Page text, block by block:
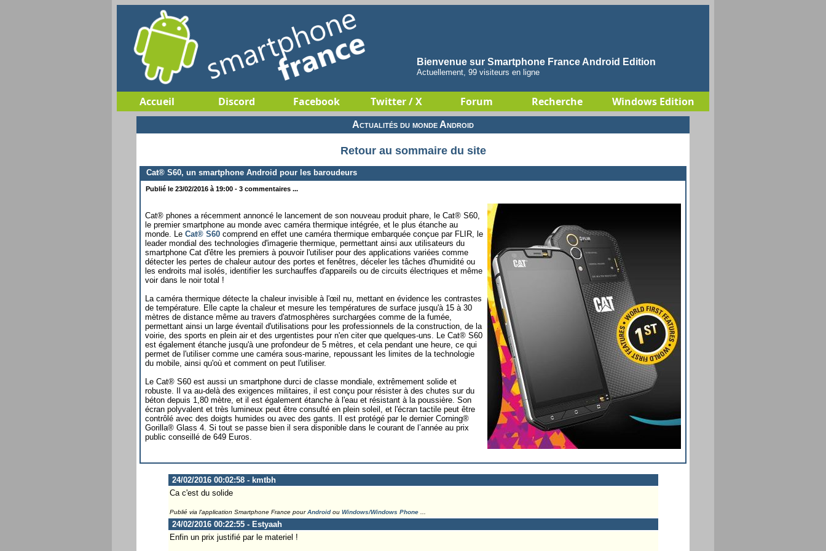
Bienvenue sur Smartphone France Android Edition
Actuellement, 99 visiteurs en ligne
Accueil Discord Facebook Twitter / X Forum Recherche Windows Edition
Actualités du monde Android
Retour au sommaire du site
Cat® S60, un smartphone Android pour les baroudeurs
Publié le 23/02/2016 à 19:00 - 3 commentaires ...
Cat® phones a récemment annoncé le lancement de son nouveau produit phare, le Cat® S60,
le premier smartphone au monde avec caméra thermique intégrée, et le plus étanche au
monde. Le Cat® S60 comprend en effet une caméra thermique embarquée conçue par FLIR, le
leader mondial des technologies d'imagerie thermique, permettant ainsi aux utilisateurs du
smartphone Cat d'être les premiers à pouvoir l'utiliser pour des applications variées comme
détecter les pertes de chaleur autour des portes et fenêtres, déceler les tâches d'humidité ou
les endroits mal isolés, identifier les surchauffes d'appareils ou de circuits électriques et même
voir dans le noir total !
La caméra thermique détecte la chaleur invisible à l'œil nu, mettant en évidence les contrastes
de température. Elle capte la chaleur et mesure les températures de surface jusqu'à 15 à 30
mètres de distance même au travers d'atmosphères surchargées comme de la fumée,
permettant ainsi un large éventail d'utilisations pour les professionnels de la construction, de la
voirie, des sports en plein air et des urgentistes pour n'en citer que quelques-uns. Le Cat® S60
est également étanche jusqu'à une profondeur de 5 mètres, et cela pendant une heure, ce qui
permet de l'utiliser comme une caméra sous-marine, repoussant les limites de la technologie
du mobile, ainsi qu'où et comment on peut l'utiliser.
Le Cat® S60 est aussi un smartphone durci de classe mondiale, extrêmement solide et
robuste. Il va au-delà des exigences militaires, il est conçu pour résister à des chutes sur du
béton depuis 1,80 mètre, et il est également étanche à l'eau et résistant à la poussière. Son
écran polyvalent et très lumineux peut être consulté en plein soleil, et l'écran tactile peut être
contrôlé avec des doigts humides ou avec des gants. Il est protégé par le dernier Corning®
Gorilla® Glass 4. Si tout se passe bien il sera disponible dans le courant de l’année au prix
public conseillé de 649 Euros.
24/02/2016 00:02:58 - kmtbh
Ca c'est du solide
Publié via l'application Smartphone France pourAndroidou Windows/Windows Phone...
24/02/2016 00:22:55 - Estyaah
Enfin un prix justifié par le materiel !